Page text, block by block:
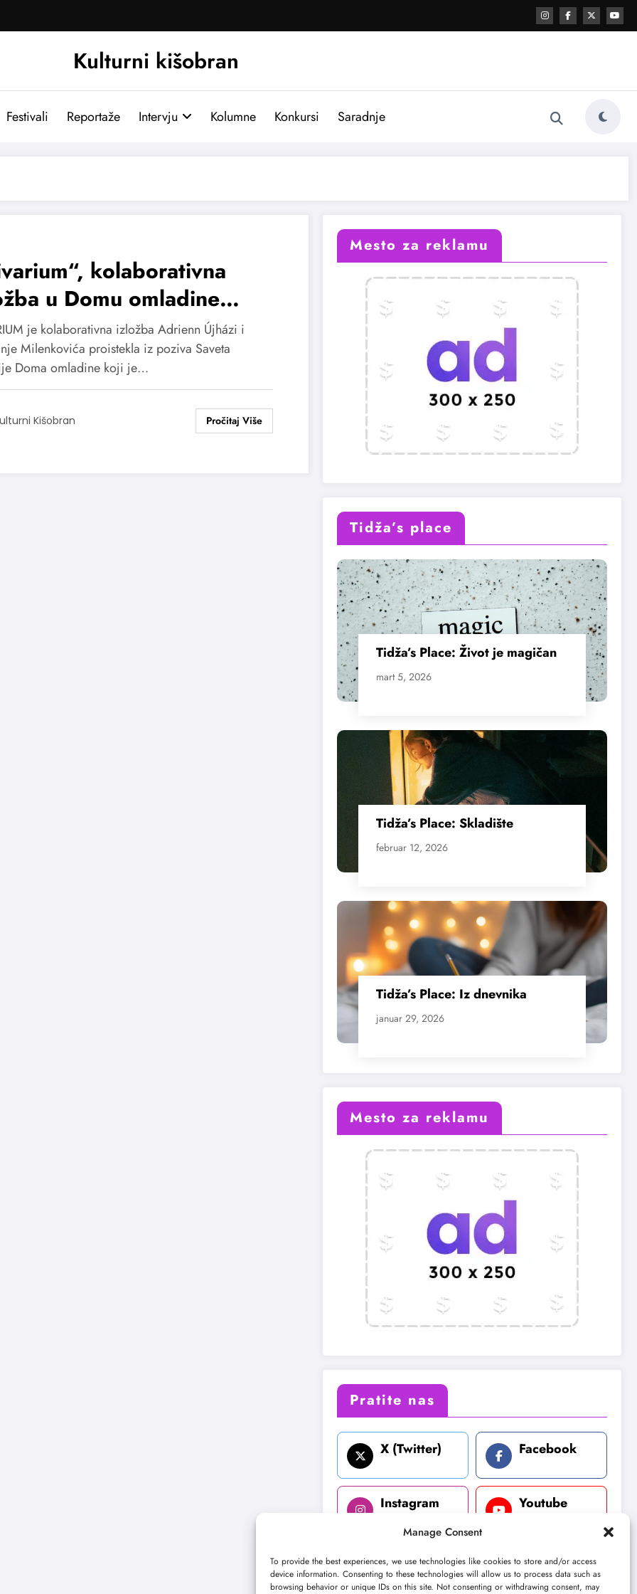
Manage Consent
To provide the best experiences, we use technologies like cookies to store and/or access
device information. Consenting to these technologies will allow us to process data such as
browsing behavior or unique IDs on this site. Not consenting or withdrawing consent, may
Kulturni kišobran
Festivali Reportaže Intervju Kolumne Konkursi Saradnje
kolaborativna
u Domu omladine
je kolaborativna izložba Adrienn Újházi i
Milenkovića proistekla iz poziva Saveta
Doma omladine koji je…
Kišobran
Mesto za reklamu
Tidža’s place
Tidža’s Place: Život je magičan
mart 5, 2026
Tidža’s Place: Skladište
februar 12, 2026
Tidža’s Place: Iz dnevnika
januar 29, 2026
Mesto za reklamu
Pratite nas
X (Twitter) Facebook
Instagram Youtube
LinkedIn